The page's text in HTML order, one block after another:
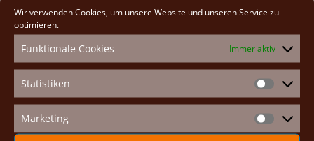
Wir verwenden Cookies, um unsere Website und unseren Service zu
optimieren.
Funktionale Cookies Immer aktiv
Statistiken
Marketing Marketing
Adventexerzitien 2025
2026(2)
2025(7)
2024(5)
2023(13)
2022(9)